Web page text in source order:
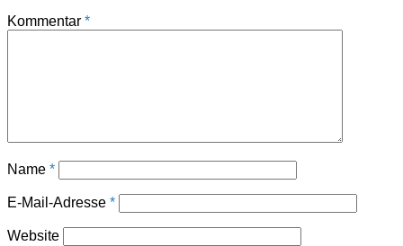
Kommentar *
Name *
E-Mail-Adresse *
Website